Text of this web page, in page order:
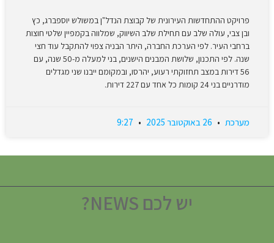
פרויקט ההתחדשות העירונית של קבוצת הנדל"ן במשולש יוספברג, כץ
ובן צבי, עולה שלב עם תחילת שלב השיווק, שמלווה בקמפיין שלטי חוצות
ברחבי העיר. לפי הערכת החברה, היתר הבניה צפוי להתקבל עוד חצי
שנה. לפי התכנון, שלושת המבנים הישנים, בני למעלה מ-50 שנה, עם
56 דירות במצב תחזוקתי רעוע, יהרסו, ובמקומם ייבנו שני מגדלים
מודרניים בני 24 קומות כל אחד עם 227 דירות.
מערכת
יש לכם NEWS?